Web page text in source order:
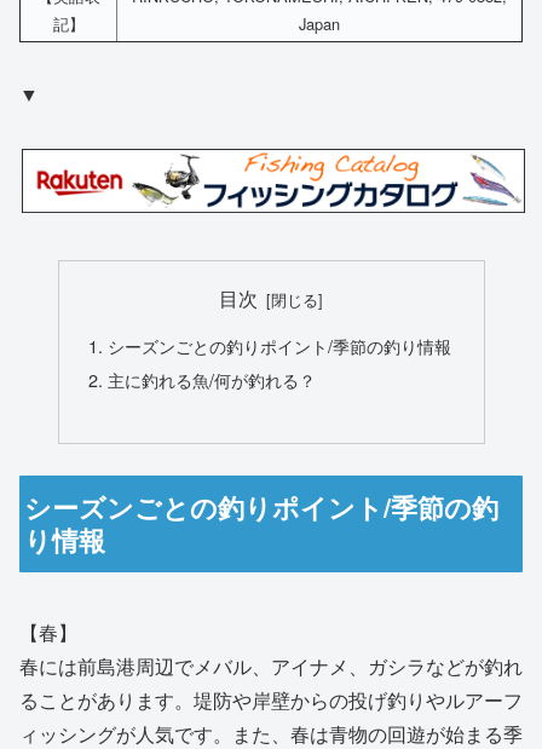
記】
Japan
▼
目次
シーズンごとの釣りポイント/季節の釣り情報
主に釣れる魚/何が釣れる？
シーズンごとの釣りポイント/季節の釣
り情報
【春】
春には前島港周辺でメバル、アイナメ、ガシラなどが釣れ
ることがあります。堤防や岸壁からの投げ釣りやルアーフ
ィッシングが人気です。また、春は青物の回遊が始まる季